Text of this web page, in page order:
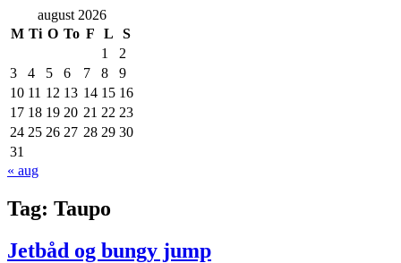
august 2026
M Ti O To F L
S
1
2
3
4 5 6 7 8
9
10 11 12 13 14 15 16
17 18 19 20 21 22 23
24 25 26 27 28 29 30
31
« aug
Tag: Taupo
Jetbåd og bungy jump